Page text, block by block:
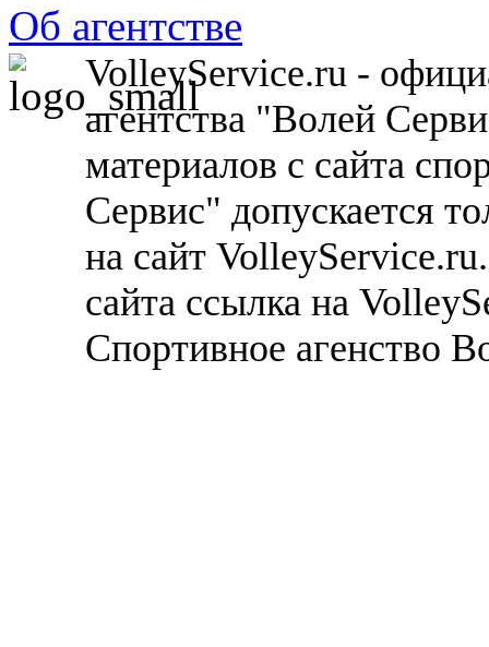
Об агентстве
VolleyService.ru -
агентства "Волей
материалов с сайта
Сервис" допускается
на сайт
сайта ссылка на
Спортивное агенство